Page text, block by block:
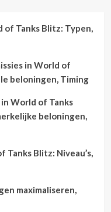
Tanks Blitz: Typen,
in World of
beloningen, Timing
World of Tanks
beloningen,
Blitz: Niveau’s,
maximaliseren,